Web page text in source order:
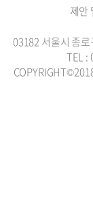
제안
03182 서울시 종
TEL :